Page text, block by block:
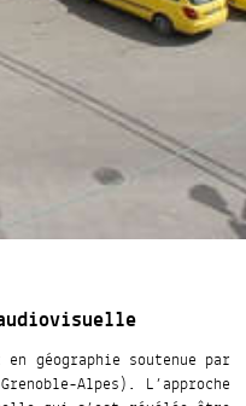
géographie soutenue par
Alpes). L’approche